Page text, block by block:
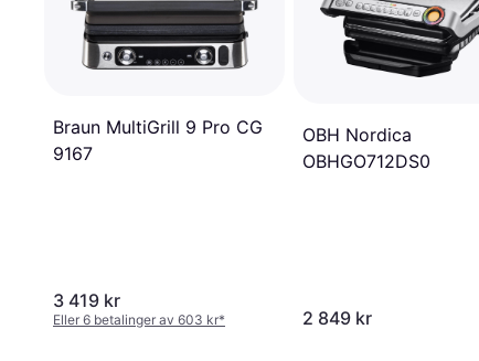
Braun MultiGrill 9 Pro CG
9167
3 419 kr
Eller 6 betalinger av 603 kr*
OBH Nordica
OBHGO712DS0
2 849 kr